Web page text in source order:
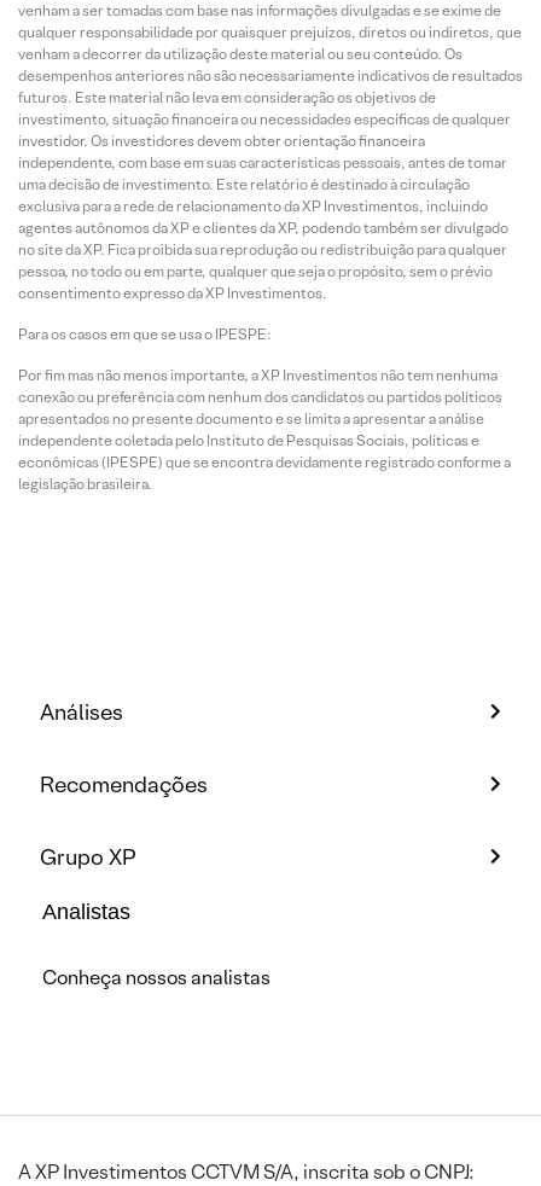
venham a ser tomadas com base nas informações divulgadas e se exime de
qualquer responsabilidade por quaisquer prejuízos, diretos ou indiretos, que
venham a decorrer da utilização deste material ou seu conteúdo. Os
desempenhos anteriores não são necessariamente indicativos de resultados
futuros. Este material não leva em consideração os objetivos de
investimento, situação financeira ou necessidades específicas de qualquer
investidor. Os investidores devem obter orientação financeira
independente, com base em suas características pessoais, antes de tomar
uma decisão de investimento. Este relatório é destinado à circulação
exclusiva para a rede de relacionamento da XP Investimentos, incluindo
agentes autônomos da XP e clientes da XP, podendo também ser divulgado
no site da XP. Fica proibida sua reprodução ou redistribuição para qualquer
pessoa, no todo ou em parte, qualquer que seja o propósito, sem o prévio
consentimento expresso da XP Investimentos.
Para os casos em que se usa o IPESPE:
Por fim mas não menos importante, a XP Investimentos não tem nenhuma
conexão ou preferência com nenhum dos candidatos ou partidos políticos
apresentados no presente documento e se limita a apresentar a análise
independente coletada pelo Instituto de Pesquisas Sociais, políticas e
econômicas (IPESPE) que se encontra devidamente registrado conforme a
legislação brasileira.
Análises
Recomendações
Grupo XP
Analistas
Conheça nossos analistas
A XP Investimentos CCTVM S/A, inscrita sob o CNPJ: